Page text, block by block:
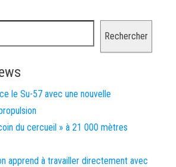
Rechercher
le Su-57 avec une nouvelle
du cercueil » à 21 000 mètres
apprend à travailler directement avec